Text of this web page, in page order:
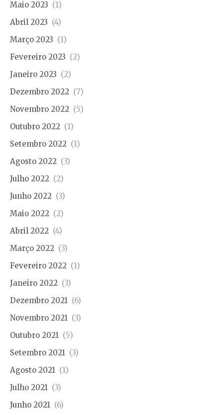
Maio 2023 (1)
Abril 2023 (4)
Março 2023 (1)
Fevereiro 2023 (2)
Janeiro 2023 (2)
Dezembro 2022 (7)
Novembro 2022 (5)
Outubro 2022 (1)
Setembro 2022 (1)
Agosto 2022 (3)
Julho 2022 (2)
Junho 2022 (3)
Maio 2022 (2)
Abril 2022 (4)
Março 2022 (3)
Fevereiro 2022 (1)
Janeiro 2022 (3)
Dezembro 2021 (6)
Novembro 2021 (3)
Outubro 2021 (5)
Setembro 2021 (3)
Agosto 2021 (1)
Julho 2021 (3)
Junho 2021 (6)